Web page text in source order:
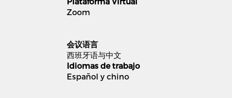
Zoom
会议语言
西班牙语与中文
Idiomas de trabajo
Español y chino